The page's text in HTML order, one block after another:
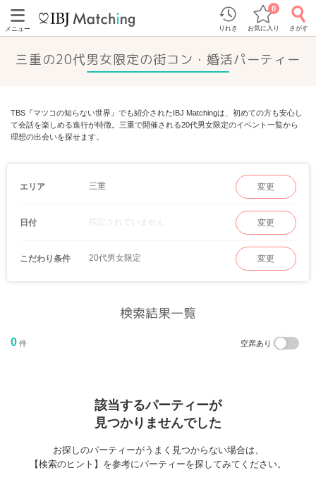
メニュー りれき お気に入り
0
さがす
三重の20代男女限定の街コン・婚活パーティー
TBS『マツコの知らない世界』でも紹介されたIBJ Matchingは、初めての方も安心し
て会話を楽しめる進行が特徴。三重で開催される20代男女限定のイベント一覧から
理想の出会いを探せます。
エリア 三重 変更
日付 指定されていません 変更
こだわり条件 20代男女限定 変更
検索結果一覧
0 件 空席あり
該当するパーティーが
見つかりませんでした
お探しのパーティーがうまく見つからない場合は、
【検索のヒント】を参考にパーティーを探してみてください。